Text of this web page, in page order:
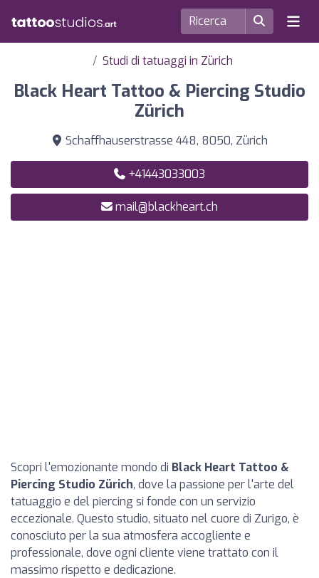
Studi di tatuaggi in Zürich
Black Heart Tattoo & Piercing Studio
Zürich
Schaffhauserstrasse 448, 8050, Zürich
+41443033003
mail@blackheart.ch
Scopri l'emozionante mondo di Black Heart Tattoo &
Piercing Studio Zürich, dove la passione per l'arte del
tatuaggio e del piercing si fonde con un servizio
eccezionale. Questo studio, situato nel cuore di Zurigo, è
conosciuto per la sua atmosfera accogliente e
professionale, dove ogni cliente viene trattato con il
massimo rispetto e dedicazione.